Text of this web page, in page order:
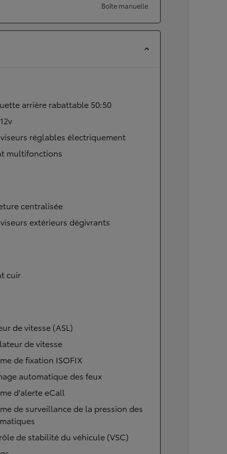
Boîte manuelle
arrière rabattable 50:50
réglables électriquement
multifonctions
centralisée
extérieurs dégivrants
cuir
de vitesse (ASL)
de vitesse
de fixation ISOFIX
automatique des feux
d'alerte eCall
de surveillance de la pression des
de stabilité du véhicule (VSC)